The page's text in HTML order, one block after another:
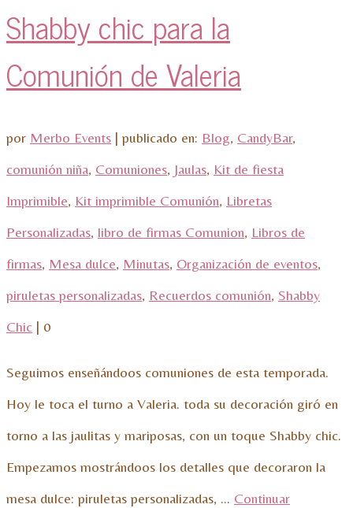
Shabby chic para la
Comunión de Valeria
por Merbo Events | publicado en: Blog, CandyBar,
comunión niña, Comuniones, Jaulas, Kit de fiesta
Imprimible, Kit imprimible Comunión, Libretas
Personalizadas, libro de firmas Comunion, Libros de
firmas, Mesa dulce, Minutas, Organización de eventos,
piruletas personalizadas, Recuerdos comunión, Shabby
Chic | 0
Seguimos enseñándoos comuniones de esta temporada.
Hoy le toca el turno a Valeria. toda su decoración giró en
torno a las jaulitas y mariposas, con un toque Shabby chic.
Empezamos mostrándoos los detalles que decoraron la
mesa dulce: piruletas personalizadas, … Continuar